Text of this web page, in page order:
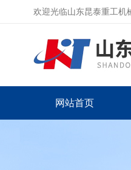
欢迎光临山东昆泰重工机
网站首页